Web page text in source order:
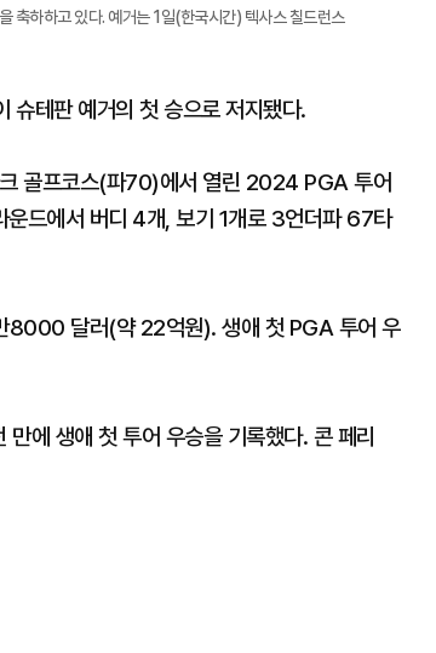
축하하고 있다. 예거는 1일(한국시간) 텍사스 칠드런스
테판 예거의 첫 승으로 저지됐다.
골프코스(파70)에서 열린 2024 PGA 투어
드에서 버디 4개, 보기 1개로 3언더파 67타
8000 달러(약 22억원). 생애 첫 PGA 투어 우
에 생애 첫 투어 우승을 기록했다. 콘 페리